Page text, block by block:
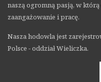
naszą ogromną pasją, w którą
zaangażowanie i pracę.
Nasza hodowla jest
Polsce - oddział Wieliczka.